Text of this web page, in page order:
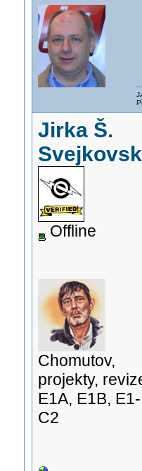
Jirka Š.
Offline
Chomutov,
projekty,
E1A, E1B, E1-
C2